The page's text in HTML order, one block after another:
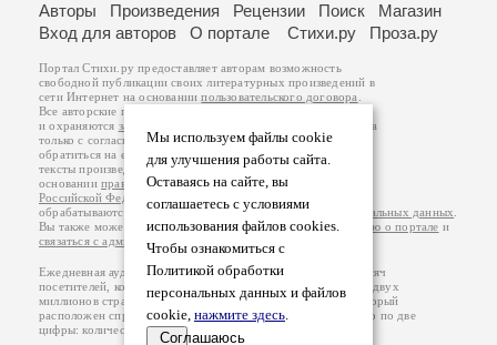
Мы используем файлы cookie
для улучшения работы сайта.
Оставаясь на сайте, вы
соглашаетесь с условиями
использования файлов cookies.
Чтобы ознакомиться с
Политикой обработки
персональных данных и файлов
cookie, нажмите здесь.
Соглашаюсь
Авторы Произведения Рецензии Поиск
Магазин
Вход для авторов
О портале Стихи.ру Проза.ру
Портал Стихи.ру предоставляет авторам возможность
свободной публикации своих литературных произведений в
сети Интернет на основаниипользовательского договора
Все авторские права на произведения принадлежат авторам
и охраняются законом
. Перепечатка произведений возможна
только с согласия его автора, к которому вы можете
обратиться на его авторской странице. Ответственность за
тексты произведений авторы несут самостоятельно на
основанииправил публикацииизаконодательства
Российской Федерации
обрабатываются на основанииПолитики обработки персональных данных
Вы также можете посмотреть более подробнуюинформацию о портале и
связаться с администрацией
Ежедневная аудитория портала Стихи.ру – порядка 200 тысяч
посетителей, которые в общей сумме просматривают более двух
миллионов страниц по данным счетчика посещаемости, который
расположен справа от этого текста. В каждой графе указано по две
цифры: количество просмотров и количество посетителей.